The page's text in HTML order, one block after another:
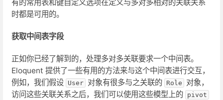
有的常用表和键自定义选项在定义与多对多相对的关联关系
时都是可用的。
获取中间表字段
正如你已经了解到的，处理多对多关联要求一个中间表。
Eloquent 提供了一些有用的方法来与这个中间表进行交互，
例如，我们假设 User 对象有很多与之关联的 Role
对象，
访问这些关联关系之后，我们可以使用这些模型上的 pivot